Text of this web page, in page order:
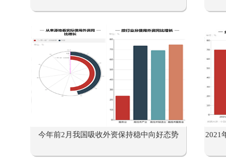
今年前2月我国吸收外资保持稳中向好态势 2021